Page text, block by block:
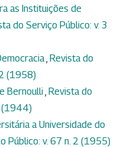
as Instituições de
do Serviço Público: v. 3
, Revista do
(1958)
Bernoulli, Revista do
(1944)
a Universidade do
Público: v. 67 n. 2 (1955)